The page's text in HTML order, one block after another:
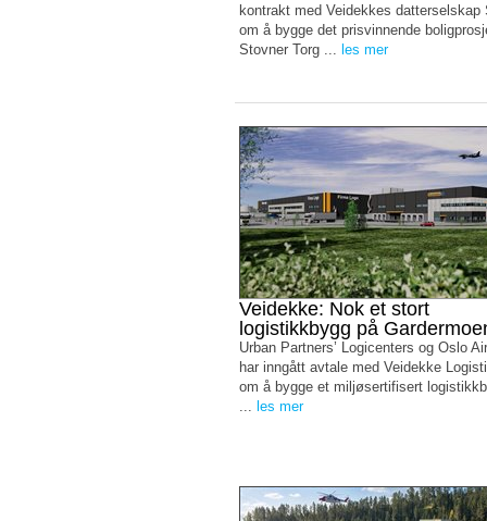
kontrakt med Veidekkes datterselskap
om å bygge det prisvinnende
Stovner Torg ... les mer
Veidekke: Nok et stort
logistikkbygg på
Urban Partners’ Logicenters og Oslo
har inngått avtale med Veidekke
om å bygge et miljøsertifisert
... les mer